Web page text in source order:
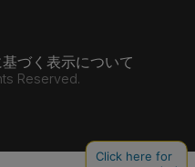
づく表示について
Reserved.